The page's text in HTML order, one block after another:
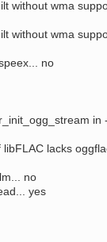
without wma
without wma
no
in
lacks
no
yes